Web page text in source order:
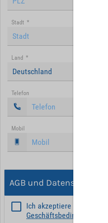
Stadt *
Land *
Deutschland
Telefon
Mobil
AGB und Datenschutz
Ich akzeptiere die
Geschäftsbedingungen